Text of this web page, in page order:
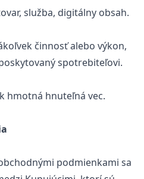
služba, digitálny obsah.
činnosť alebo výkon,
spotrebiteľovi.
hmotná hnuteľná vec.
podmienkami sa